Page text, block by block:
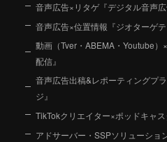
音声広告×リタゲ『デジタル音声
音声広告×位置情報『ジオターゲテ
動画（Tver・ABEMA・Youtube
配信』
音声広告出稿&レポーティングプ
ジ』
TikTokクリエイター×ポッドキャ
アドサーバー・SSPソリューショ